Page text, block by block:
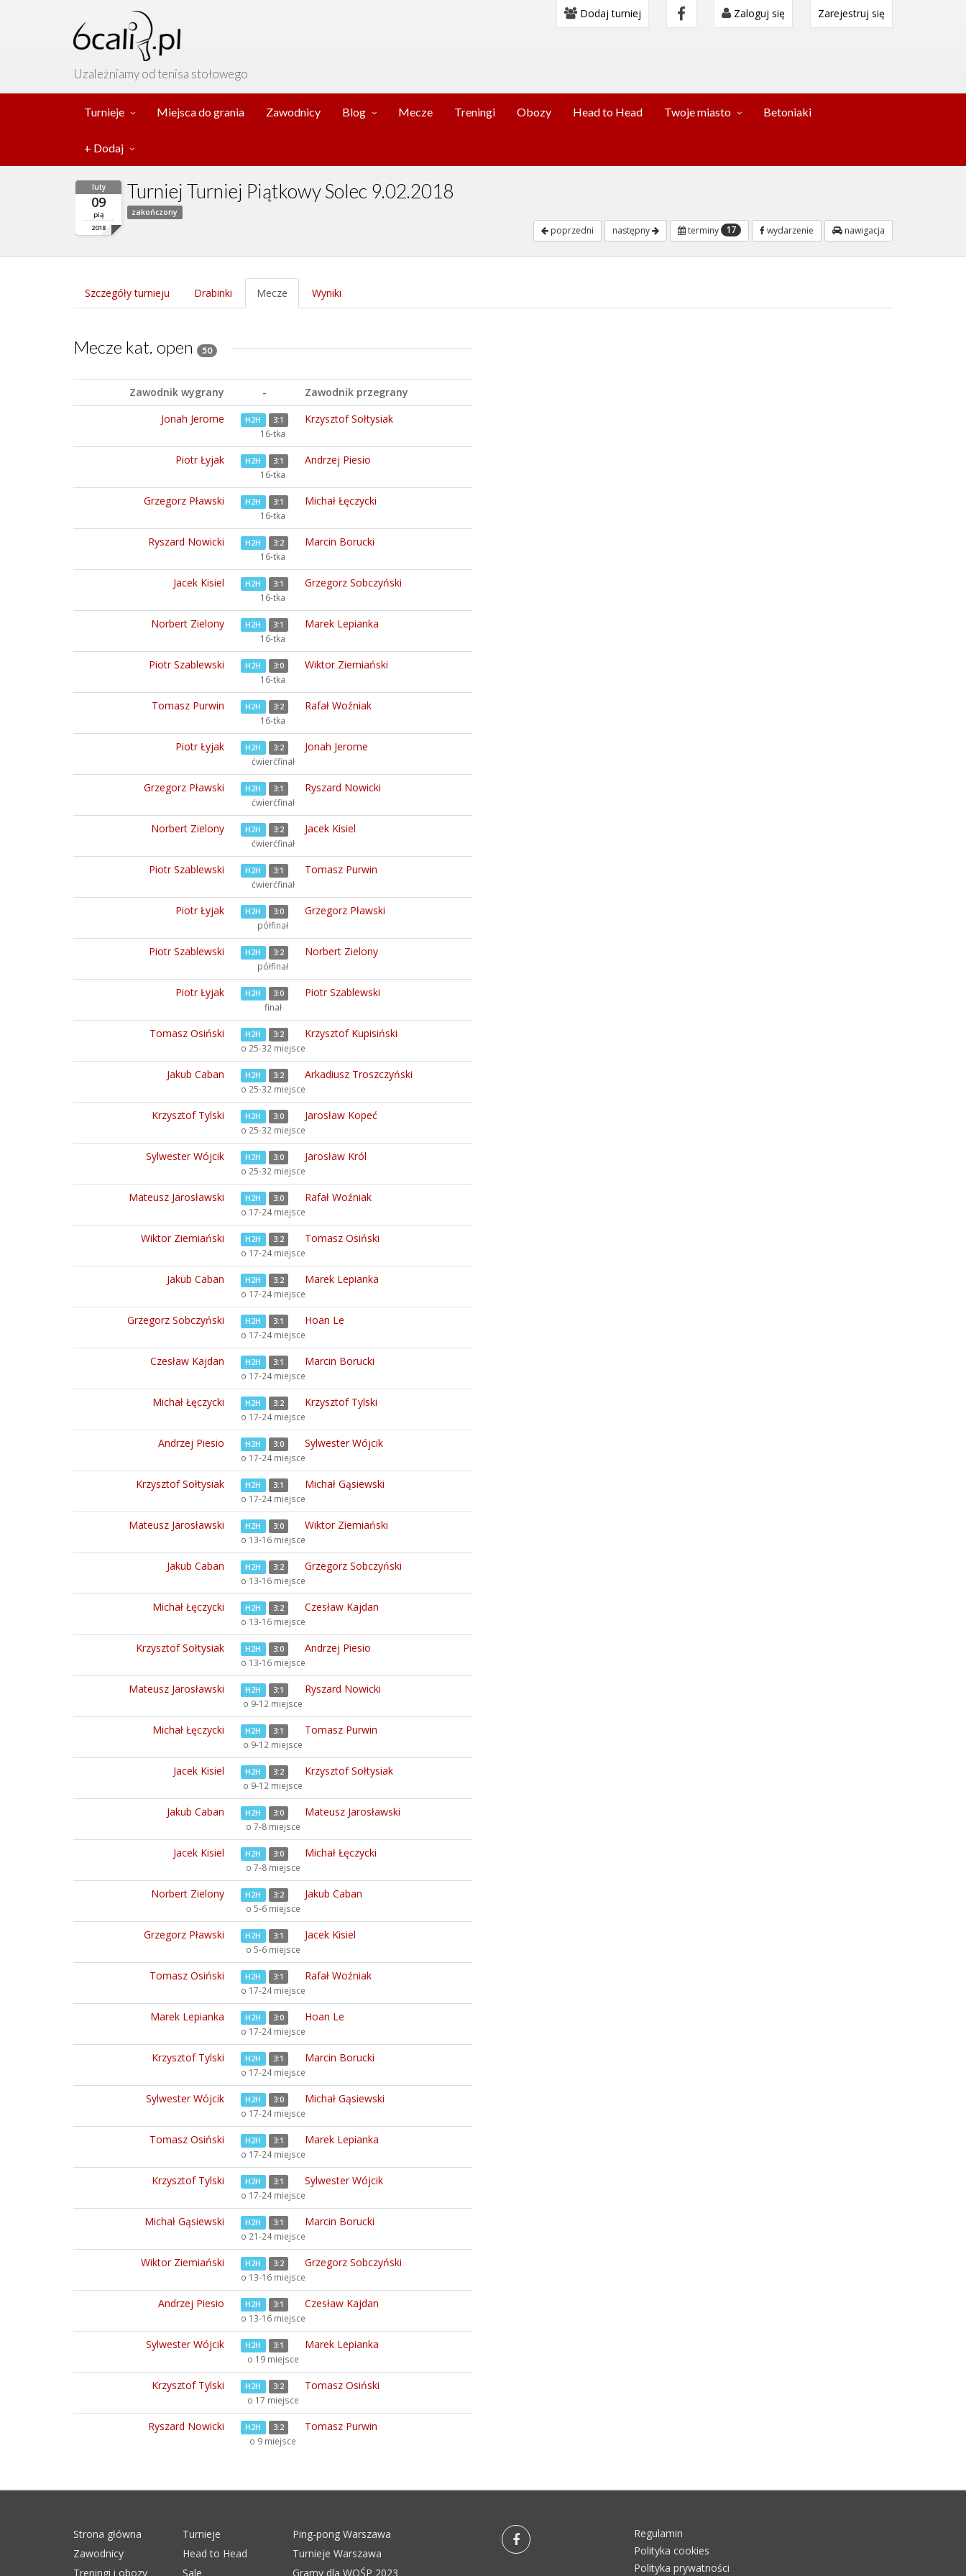
Uzależniamy od tenisa stołowego
Dodaj turniej Zaloguj się Zarejestruj się
Turnieje Miejsca do grania Zawodnicy Blog Mecze Treningi Obozy Head to Head Twoje miasto Betoniaki
+ Dodaj
luty
09
pią
2018
Turniej Turniej Piątkowy Solec 9.02.2018
zakończony
poprzedni następny terminy 17 wydarzenie nawigacja
Szczegóły turnieju Drabinki Mecze Wyniki
Mecze kat. open 50
Zawodnik wygrany -
Zawodnik przegrany
Jonah Jerome
H2H 3:1 Krzysztof Sołtysiak
16-tka
Piotr Łyjak H2H 3:1 Andrzej Piesio
16-tka
Grzegorz Pławski H2H 3:1 Michał Łęczycki
16-tka
Ryszard Nowicki H2H 3:2 Marcin Borucki
16-tka
Jacek Kisiel H2H 3:1 Grzegorz Sobczyński
16-tka
Norbert Zielony H2H 3:1 Marek Lepianka
16-tka
Piotr Szablewski H2H 3:0 Wiktor Ziemiański
16-tka
Tomasz Purwin H2H 3:2 Rafał Woźniak
16-tka
Piotr Łyjak H2H 3:2 Jonah Jerome
ćwierćfinał
Grzegorz Pławski H2H 3:1 Ryszard Nowicki
ćwierćfinał
Norbert Zielony H2H 3:2 Jacek Kisiel
ćwierćfinał
Piotr Szablewski H2H 3:1 Tomasz Purwin
ćwierćfinał
Piotr Łyjak H2H 3:0 Grzegorz Pławski
półfinał
Piotr Szablewski H2H 3:2 Norbert Zielony
półfinał
Piotr Łyjak H2H 3:0 Piotr Szablewski
finał
Tomasz Osiński H2H 3:2 Krzysztof Kupisiński
o 25-32 miejsce
Jakub Caban H2H 3:2 Arkadiusz Troszczyński
o 25-32 miejsce
Krzysztof Tylski H2H 3:0 Jarosław Kopeć
o 25-32 miejsce
Sylwester Wójcik H2H 3:0 Jarosław Król
o 25-32 miejsce
Mateusz Jarosławski H2H 3:0 Rafał Woźniak
o 17-24 miejsce
Wiktor Ziemiański H2H 3:2 Tomasz Osiński
o 17-24 miejsce
Jakub Caban H2H 3:2 Marek Lepianka
o 17-24 miejsce
Grzegorz Sobczyński H2H 3:1 Hoan Le
o 17-24 miejsce
Czesław Kajdan H2H 3:1 Marcin Borucki
o 17-24 miejsce
Michał Łęczycki H2H 3:2 Krzysztof Tylski
o 17-24 miejsce
Andrzej Piesio H2H 3:0 Sylwester Wójcik
o 17-24 miejsce
Krzysztof Sołtysiak H2H 3:1 Michał Gąsiewski
o 17-24 miejsce
Mateusz Jarosławski H2H 3:0 Wiktor Ziemiański
o 13-16 miejsce
Jakub Caban H2H 3:2 Grzegorz Sobczyński
o 13-16 miejsce
Michał Łęczycki H2H 3:2 Czesław Kajdan
o 13-16 miejsce
Krzysztof Sołtysiak H2H 3:0 Andrzej Piesio
o 13-16 miejsce
Mateusz Jarosławski H2H 3:1 Ryszard Nowicki
o 9-12 miejsce
Michał Łęczycki H2H 3:1 Tomasz Purwin
o 9-12 miejsce
Jacek Kisiel H2H 3:2 Krzysztof Sołtysiak
o 9-12 miejsce
Jakub Caban H2H 3:0 Mateusz Jarosławski
o 7-8 miejsce
Jacek Kisiel H2H 3:0 Michał Łęczycki
o 7-8 miejsce
Norbert Zielony H2H 3:2 Jakub Caban
o 5-6 miejsce
Grzegorz Pławski H2H 3:1 Jacek Kisiel
o 5-6 miejsce
Tomasz Osiński H2H 3:1 Rafał Woźniak
o 17-24 miejsce
Marek Lepianka H2H 3:0 Hoan Le
o 17-24 miejsce
Krzysztof Tylski H2H 3:1 Marcin Borucki
o 17-24 miejsce
Sylwester Wójcik H2H 3:0 Michał Gąsiewski
o 17-24 miejsce
Tomasz Osiński H2H 3:1 Marek Lepianka
o 17-24 miejsce
Krzysztof Tylski H2H 3:1 Sylwester Wójcik
o 17-24 miejsce
Michał Gąsiewski H2H 3:1 Marcin Borucki
o 21-24 miejsce
Wiktor Ziemiański H2H 3:2 Grzegorz Sobczyński
o 13-16 miejsce
Andrzej Piesio H2H 3:1 Czesław Kajdan
o 13-16 miejsce
Sylwester Wójcik H2H 3:1 Marek Lepianka
o 19 miejsce
Krzysztof Tylski H2H 3:2 Tomasz Osiński
o 17 miejsce
Ryszard Nowicki H2H 3:2 Tomasz Purwin
o 9 miejsce
Strona główna Turnieje
Ping-pong Warszawa
Zawodnicy
Head to Head
Turnieje Warszawa
Treningi i obozy
Sale Gramy dla WOŚP 2023
Regulamin
Polityka cookies
Polityka prywatności